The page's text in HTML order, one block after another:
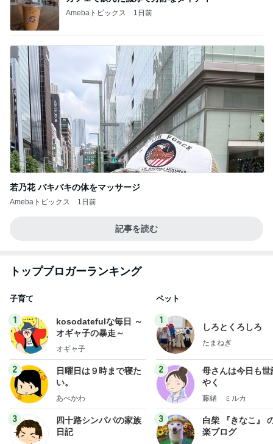
Amebaトピックス 1日前
若乃花 バキバキの体をマッサージ
Amebaトピックス 1日前
記事を読む
トップブロガーランキング
子育て
1
kosodatefulな毎日 ～
オギャ子の暴走～
オギャ子
2
日曜日は９時まで寝た
い。
あべかわ
3
四十路シンパパの家族
日記
ペット
1
しろとくろしろ
たまねぎ
2
母さんは今日も世
やく
藤緒 ミルカ
3
白柴 『きなこ』
楽ブログ